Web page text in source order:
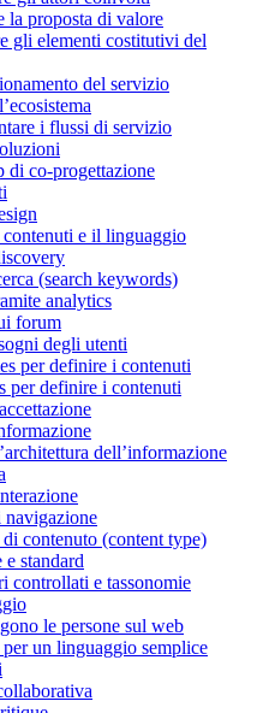
la proposta di valore
gli elementi costitutivi del
del servizio
i flussi di servizio
di co-progettazione
e il linguaggio
(search keywords)
analytics
forum
degli utenti
per definire i contenuti
per definire i contenuti
dell’informazione
navigazione
contenuto (content type)
standard
controllati e tassonomie
le persone sul web
un linguaggio semplice